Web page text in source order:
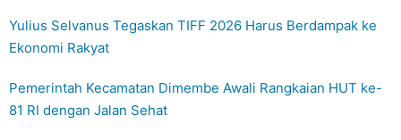
Yulius Selvanus Tegaskan TIFF 2026 Harus Berdampak ke
Ekonomi Rakyat
Pemerintah Kecamatan Dimembe Awali Rangkaian HUT ke-
81 RI dengan Jalan Sehat